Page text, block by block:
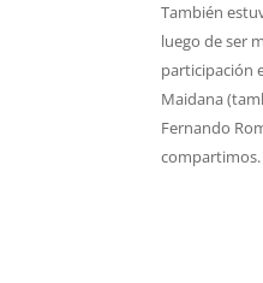
También
luego de ser
participación
Maidana
Fernando
compartimos.